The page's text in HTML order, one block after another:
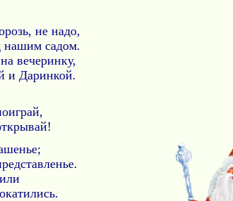
не надо,
нашим садом.
вечеринку,
и Даринкой.